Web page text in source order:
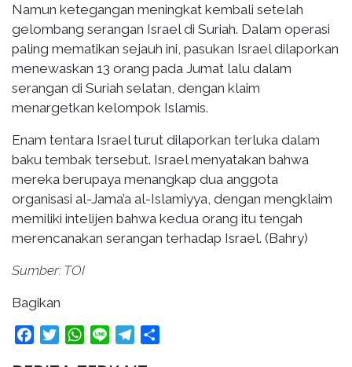
Namun ketegangan meningkat kembali setelah
gelombang serangan Israel di Suriah. Dalam operasi
paling mematikan sejauh ini, pasukan Israel dilaporkan
menewaskan 13 orang pada Jumat lalu dalam
serangan di Suriah selatan, dengan klaim
menargetkan kelompok Islamis.
Enam tentara Israel turut dilaporkan terluka dalam
baku tembak tersebut. Israel menyatakan bahwa
mereka berupaya menangkap dua anggota
organisasi al-Jama’a al-Islamiyya, dengan mengklaim
memiliki intelijen bahwa kedua orang itu tengah
merencanakan serangan terhadap Israel. (Bahry)
Sumber: TOI
Bagikan
FacebookTwitterWhatsApp
Line Telegram